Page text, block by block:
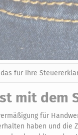
für Ihre
mit dem
für
haben und